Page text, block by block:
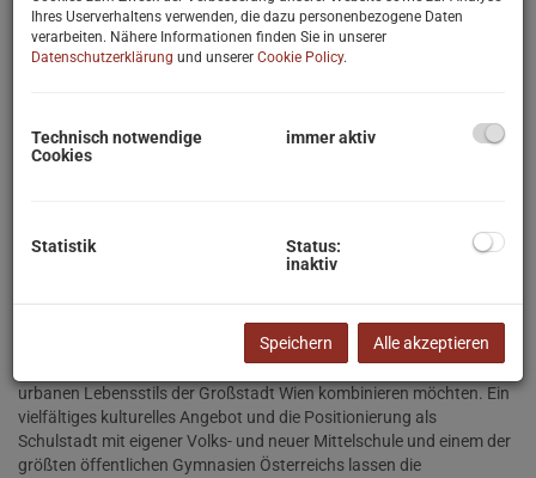
Mit ihren aktuell knapp 10.000 Einwohnern bildet die
Wienerwaldstadt aufgrund der hervorragenden Infrastruktur mit
geographischen Nähe zu Wien ein begehrtes Wohngebiet.
Besonders beliebt für jene, die die Lebensqualität des grünen
Umfelds des Wienerwalds mit den vielfältigen Möglichkeiten eines
urbanen Lebensstils der Großstadt Wien kombinieren möchten. Ein
vielfältiges kulturelles Angebot und die Positionierung als
Schulstadt mit eigener Volks- und neuer Mittelschule und einem der
größten öffentlichen Gymnasien Österreichs lassen die
Ihres Userverhaltens verwenden, die dazu personenbezogene Daten
verarbeiten. Nähere Informationen finden Sie in unserer
Datenschutzerklärung und unserer Cookie Policy.
Technisch notwendige
Cookies
immer aktiv
Statistik
Status:
inaktiv
Speichern Alle akzeptieren